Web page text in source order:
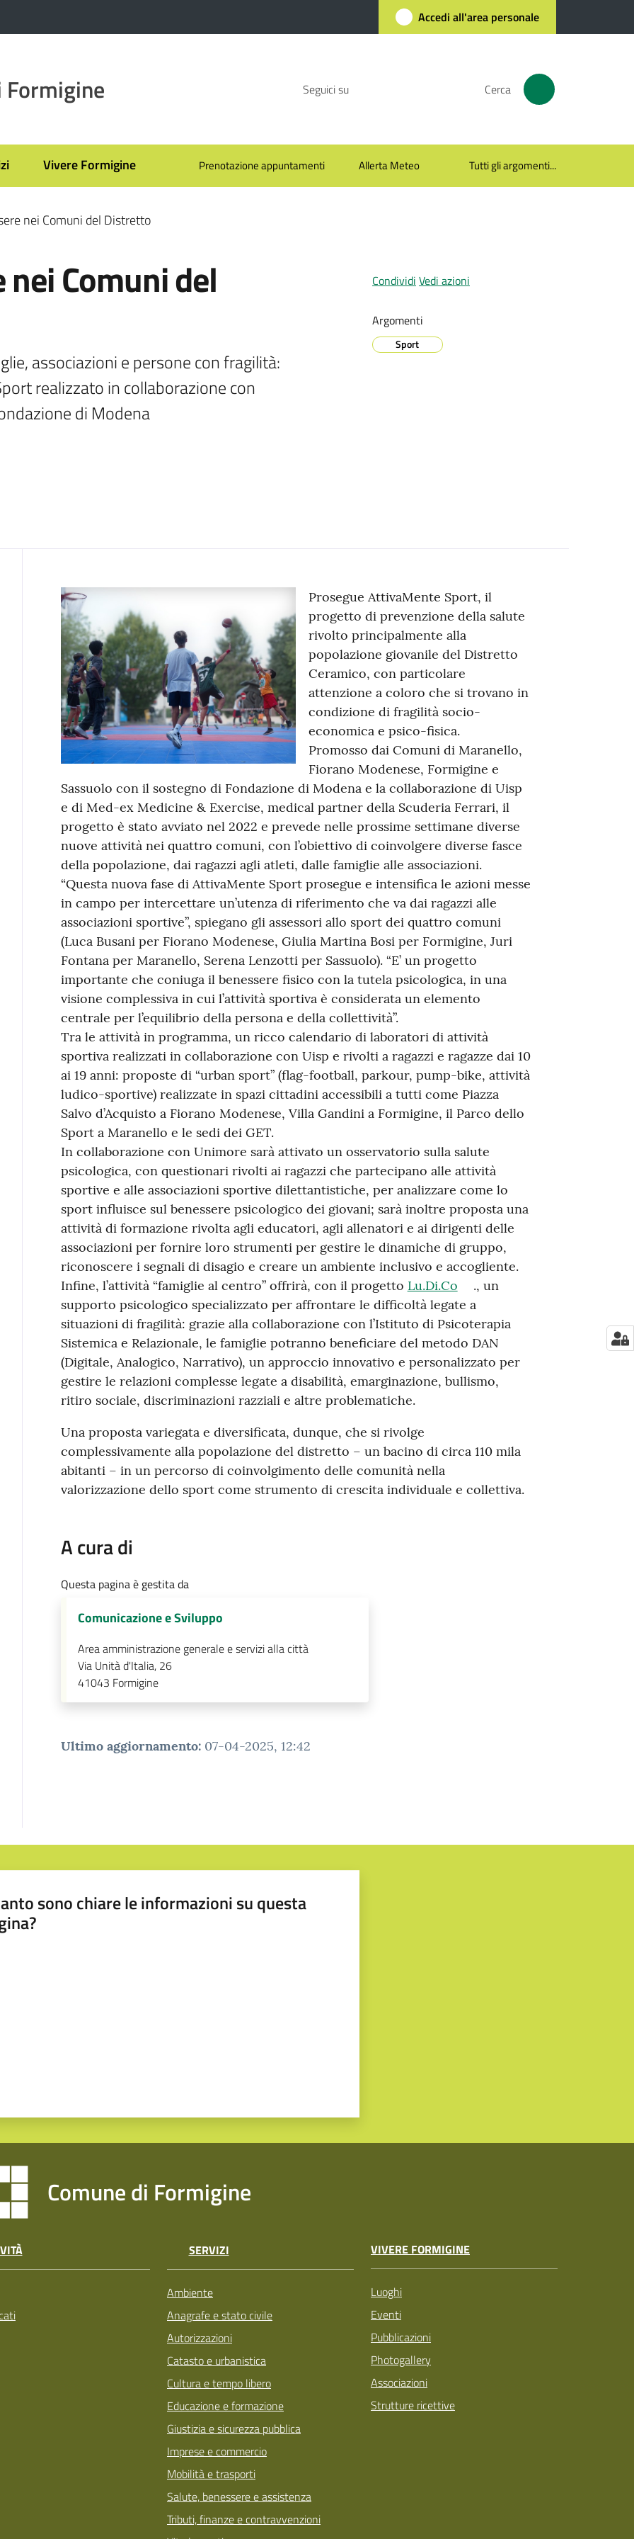
Accedi all'area personale
Formigine Seguici su Cerca
Vivere Formigine Prenotazione appuntamenti Allerta Meteo Tutti gli argomenti...
nei Comuni del Distretto
Comuni del
associazioni e persone con fragilità:
realizzato in collaborazione con
di Modena
Condividi Vedi azioni
Argomenti
Sport
Contenuto
Prosegue AttivaMente Sport, il
progetto di prevenzione della salute
rivolto principalmente alla
popolazione giovanile del Distretto
Ceramico, con particolare
attenzione a coloro che si trovano in
condizione di fragilità socio-
economica e psico-fisica.
Promosso dai Comuni di Maranello,
Fiorano Modenese, Formigine e
Sassuolo con il sostegno di Fondazione di Modena e la collaborazione di Uisp
e di Med-ex Medicine & Exercise, medical partner della Scuderia Ferrari, il
progetto è stato avviato nel 2022 e prevede nelle prossime settimane diverse
nuove attività nei quattro comuni, con l’obiettivo di coinvolgere diverse fasce
della popolazione, dai ragazzi agli atleti, dalle famiglie alle associazioni.
“Questa nuova fase di AttivaMente Sport prosegue e intensifica le azioni messe
in campo per intercettare un’utenza di riferimento che va dai ragazzi alle
associazioni sportive”, spiegano gli assessori allo sport dei quattro comuni
(Luca Busani per Fiorano Modenese, Giulia Martina Bosi per Formigine, Juri
Fontana per Maranello, Serena Lenzotti per Sassuolo). “E’ un progetto
importante che coniuga il benessere fisico con la tutela psicologica, in una
visione complessiva in cui l’attività sportiva è considerata un elemento
centrale per l’equilibrio della persona e della collettività”.
Tra le attività in programma, un ricco calendario di laboratori di attività
sportiva realizzati in collaborazione con Uisp e rivolti a ragazzi e ragazze dai 10
ai 19 anni: proposte di “urban sport” (flag-football, parkour, pump-bike, attività
ludico-sportive) realizzate in spazi cittadini accessibili a tutti come Piazza
Salvo d’Acquisto a Fiorano Modenese, Villa Gandini a Formigine, il Parco dello
Sport a Maranello e le sedi dei GET.
In collaborazione con Unimore sarà attivato un osservatorio sulla salute
psicologica, con questionari rivolti ai ragazzi che partecipano alle attività
sportive e alle associazioni sportive dilettantistiche, per analizzare come lo
sport influisce sul benessere psicologico dei giovani; sarà inoltre proposta una
attività di formazione rivolta agli educatori, agli allenatori e ai dirigenti delle
associazioni per fornire loro strumenti per gestire le dinamiche di gruppo,
riconoscere i segnali di disagio e creare un ambiente inclusivo e accogliente.
Infine, l’attività “famiglie al centro” offrirà, con il progetto Lu.Di.Co
., un
supporto psicologico specializzato per affrontare le difficoltà legate a
situazioni di fragilità: grazie alla collaborazione con l’Istituto di Psicoterapia
Sistemica e Relazionale, le famiglie potranno beneficiare del metodo DAN
(Digitale, Analogico, Narrativo), un approccio innovativo e personalizzato per
gestire le relazioni complesse legate a disabilità, emarginazione, bullismo,
ritiro sociale, discriminazioni razziali e altre problematiche.
Una proposta variegata e diversificata, dunque, che si rivolge
complessivamente alla popolazione del distretto – un bacino di circa 110 mila
abitanti – in un percorso di coinvolgimento delle comunità nella
valorizzazione dello sport come strumento di crescita individuale e collettiva.
A cura di
Questa pagina è gestita da
Comunicazione e Sviluppo
Area amministrazione generale e servizi alla città
Via Unità d'Italia, 26
41043 Formigine
Ultimo aggiornamento: 07-04-2025, 12:42
sono chiare le informazioni su questa
Comune di Formigine
SERVIZI
Ambiente
Anagrafe e stato civile
Autorizzazioni
Catasto e urbanistica
Cultura e tempo libero
Educazione e formazione
Giustizia e sicurezza pubblica
Imprese e commercio
Mobilità e trasporti
Salute, benessere e assistenza
Tributi, finanze e contravvenzioni
VIVERE FORMIGINE
Luoghi
Eventi
Pubblicazioni
Photogallery
Associazioni
Strutture ricettive